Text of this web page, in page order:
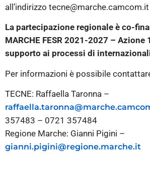
all’indirizzo tecne@marche.camcom.it
La partecipazione regionale è co-
MARCHE FESR 2021-2027 –
supporto ai processi di
Per informazioni è possibile
TECNE: Raffaella Taronna –
357483 – 0721 357484
Regione Marche: Gianni Pigini –
gianni.pigini@regione.marche.it